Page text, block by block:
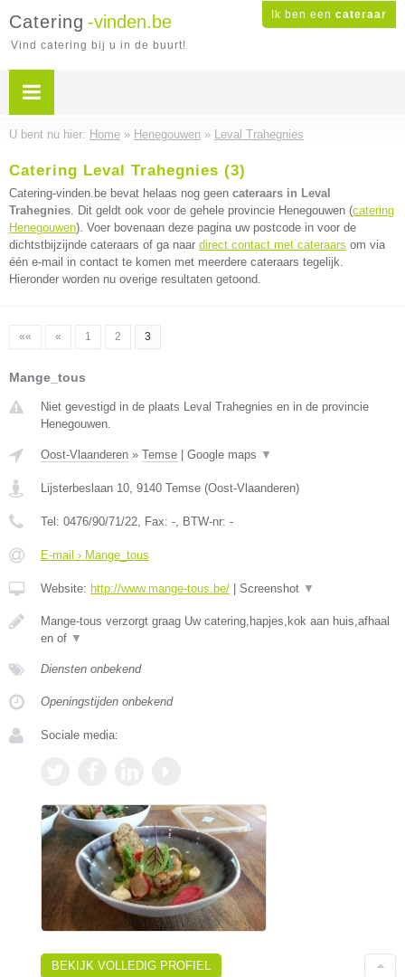
Ik ben een cateraar
Catering -vinden.be
Vind catering bij u in de buurt!
U bent nu hier: Home » Henegouwen » Leval Trahegnies
Catering Leval Trahegnies (3)
Catering-vinden.be bevat helaas nog geen cateraars in Leval
Trahegnies. Dit geldt ook voor de gehele provincie Henegouwen (catering
Henegouwen). Voer bovenaan deze pagina uw postcode in voor de
dichtstbijzijnde cateraars of ga naar direct contact met cateraars om via
één e-mail in contact te komen met meerdere cateraars tegelijk.
Hieronder worden nu overige resultaten getoond.
«« « 1 2 3
Mange_tous
Niet gevestigd in de plaats Leval Trahegnies en in de provincie
Henegouwen.
Oost-Vlaanderen » Temse Google maps ▼
Lijsterbeslaan 10, 9140 Temse (Oost-Vlaanderen)
Tel: 0476/90/71/22, Fax: -, BTW-nr: -
E-mail › Mange_tous
Website: http://www.mange-tous.be/ Screenshot ▼
Mange-tous verzorgt graag Uw catering,hapjes,kok aan huis,afhaal
en of ▼
Diensten onbekend
Openingstijden onbekend
Sociale media:
BEKIJK VOLLEDIG PROFIEL